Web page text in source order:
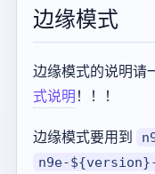
边缘模式
边缘模式的说明请
式说明！！！
边缘模式要用到
n9e-